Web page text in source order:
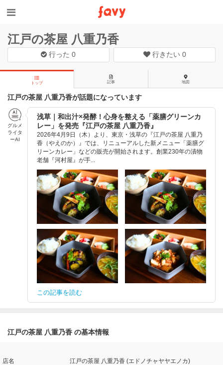
江戸の茶屋 八重乃香
行った0 行きたい 0
トップ 記事 地図
江戸の茶屋 八重乃香が話題になっています
グルメ
ライタ
ーAI
浅草｜和出汁×発酵！心身を整える「薬膳グリーンカ
レー」を発売『江戸の茶屋 八重乃香』
2026年4月9日（木）より、東京・浅草の『江戸の茶屋 八重乃
香（やえのか）』では、リニューアルした新メニュー「薬膳グ
リーンカレー」などの販売が開始されます。創業230年の漬物
老舗『河村屋』が手...
この記事を読む
江戸の茶屋 八重乃香 の基本情報
店名 江戸の茶屋 八重乃香 (エドノチャヤヤエノカ)